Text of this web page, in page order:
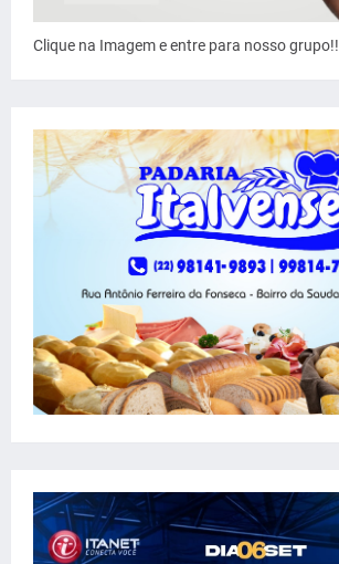
Clique na Imagem e entre para nosso grupo!!